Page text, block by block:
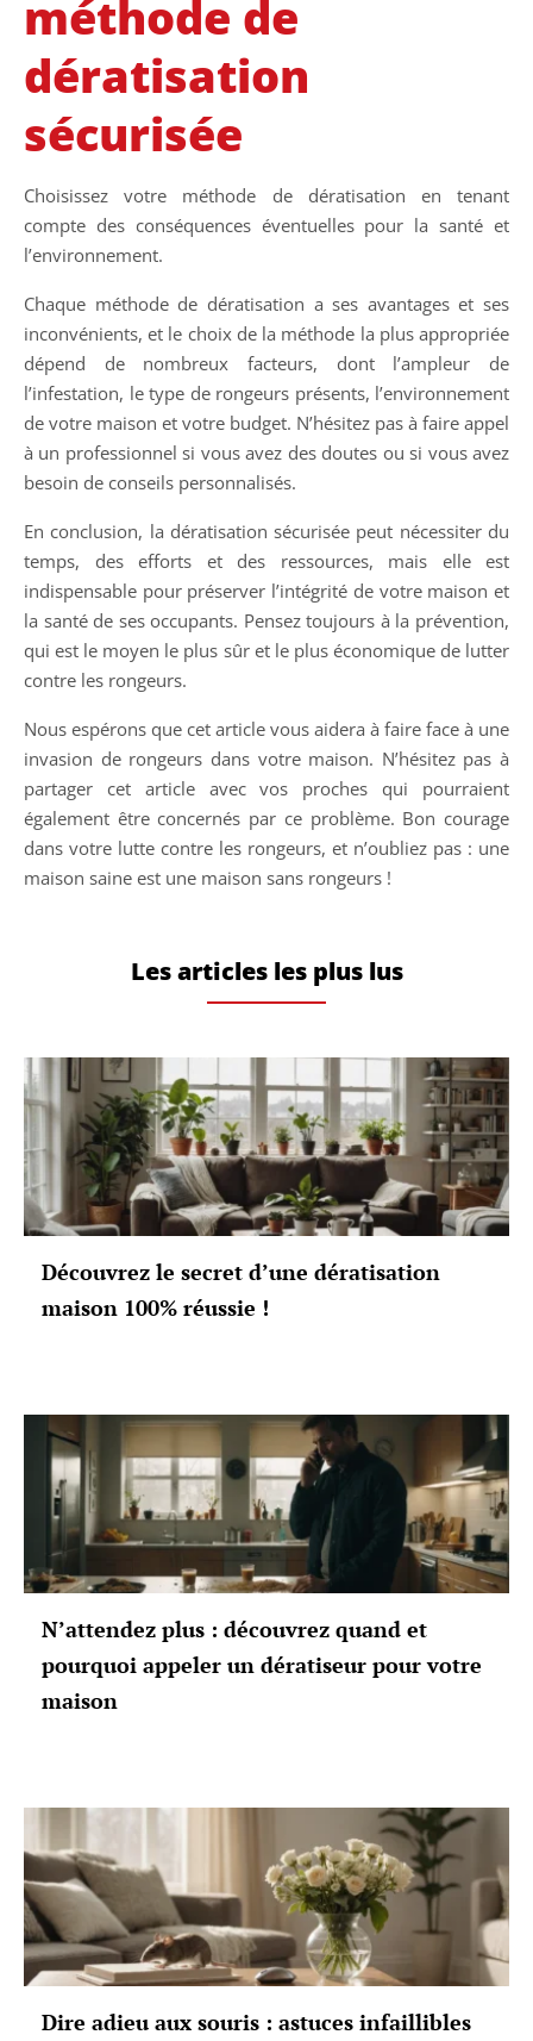
méthode de
dératisation
sécurisée
Choisissez votre méthode de dératisation en tenant
compte des conséquences éventuelles pour la santé et
l’environnement.
Chaque méthode de dératisation a ses avantages et ses
inconvénients, et le choix de la méthode la plus appropriée
dépend de nombreux facteurs, dont l’ampleur de
l’infestation, le type de rongeurs présents, l’environnement
de votre maison et votre budget. N’hésitez pas à faire appel
à un professionnel si vous avez des doutes ou si vous avez
besoin de conseils personnalisés.
En conclusion, la dératisation sécurisée peut nécessiter du
temps, des efforts et des ressources, mais elle est
indispensable pour préserver l’intégrité de votre maison et
la santé de ses occupants. Pensez toujours à la prévention,
qui est le moyen le plus sûr et le plus économique de lutter
contre les rongeurs.
Nous espérons que cet article vous aidera à faire face à une
invasion de rongeurs dans votre maison. N’hésitez pas à
partager cet article avec vos proches qui pourraient
également être concernés par ce problème. Bon courage
dans votre lutte contre les rongeurs, et n’oubliez pas : une
maison saine est une maison sans rongeurs !
Les articles les plus lus
Découvrez le secret d’une dératisation
maison 100% réussie !
N’attendez plus : découvrez quand et
pourquoi appeler un dératiseur pour votre
maison
Dire adieu aux souris : astuces infaillibles